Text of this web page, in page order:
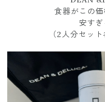
食器がこの
安すぎ
（2人分セッ